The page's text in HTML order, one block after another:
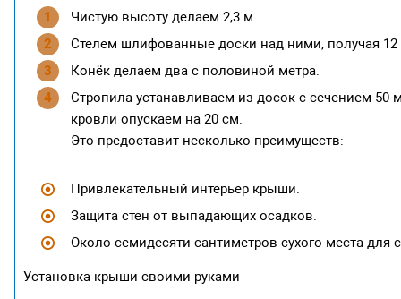
Чистую высоту делаем 2,3 м.
Стелем шлифованные доски над ними, получая
Конёк делаем два с половиной метра.
Стропила устанавливаем из досок с сечением 50
кровли опускаем на 20 см.
Это предоставит несколько преимуществ:
Привлекательный интерьер крыши.
Защита стен от выпадающих осадков.
Около семидесяти сантиметров сухого места для
Установка крыши своими руками